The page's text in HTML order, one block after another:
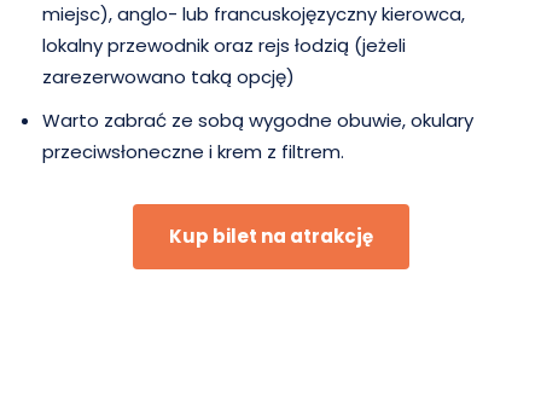
miejsc), anglo- lub francuskojęzyczny kierowca,
lokalny przewodnik oraz rejs łodzią (jeżeli
zarezerwowano taką opcję)
Warto zabrać ze sobą wygodne obuwie, okulary
przeciwsłoneczne i krem z filtrem.
Kup bilet na atrakcję